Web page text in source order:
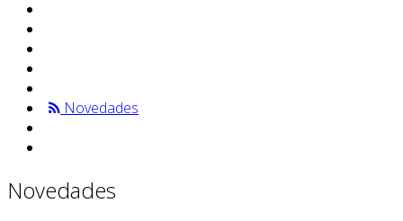
Novedades
Novedades